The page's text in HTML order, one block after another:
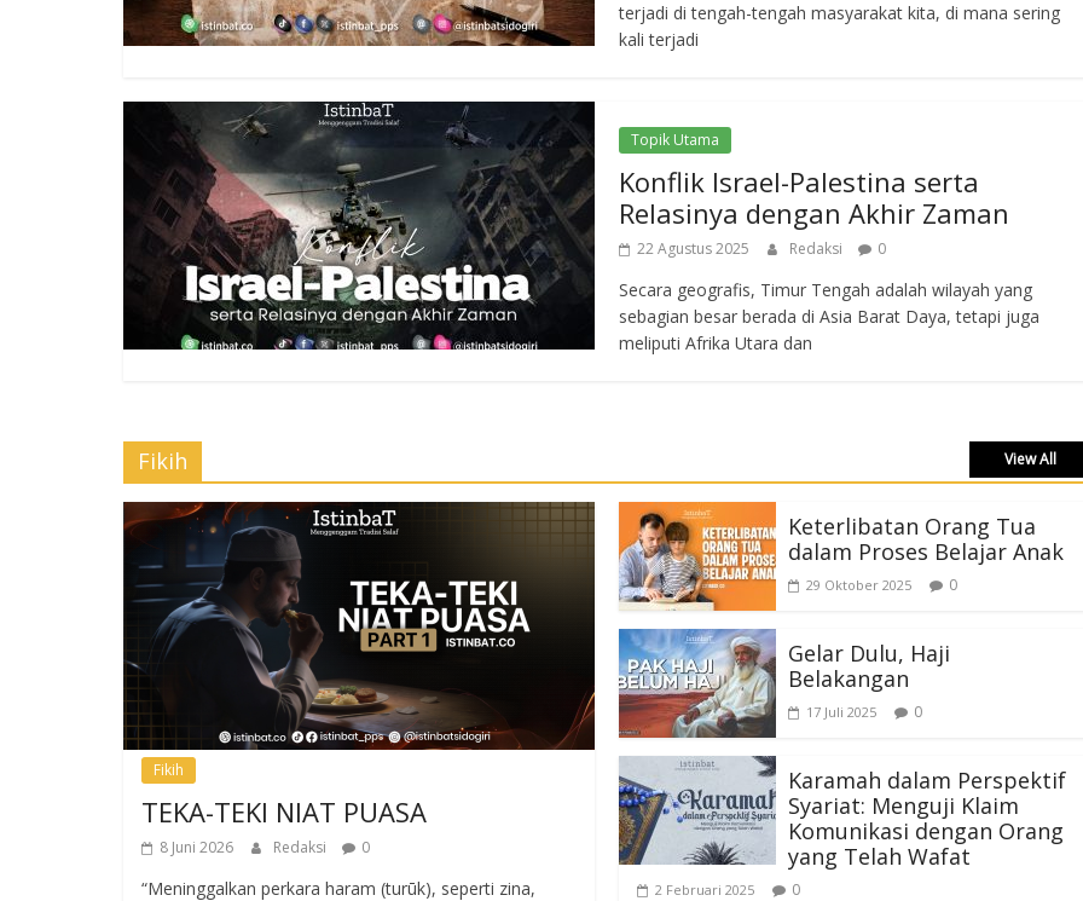
terjadi di tengah-tengah masyarakat kita, di mana sering
kali terjadi
Topik Utama
Konflik Israel-Palestina serta
Relasinya dengan Akhir Zaman
22 Agustus 2025 Redaksi 0
Secara geografis, Timur Tengah adalah wilayah yang
sebagian besar berada di Asia Barat Daya, tetapi juga
meliputi Afrika Utara dan
Fikih View All
Fikih
TEKA-TEKI NIAT PUASA
8 Juni 2026 Redaksi 0
“Meninggalkan perkara haram (turūk), seperti zina,
Keterlibatan Orang Tua
dalam Proses Belajar Anak
29 Oktober 2025 0
Gelar Dulu, Haji
Belakangan
17 Juli 2025 0
Karamah dalam Perspektif
Syariat: Menguji Klaim
Komunikasi dengan Orang
yang Telah Wafat
2 Februari 2025 0